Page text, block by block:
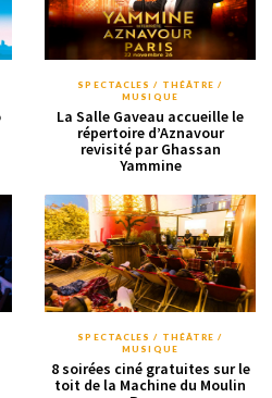
SPECTACLES / THÉÂTRE /
MUSIQUE
La Salle Gaveau accueille le
répertoire d’Aznavour
revisité par Ghassan
Yammine
SPECTACLES / THÉÂTRE /
MUSIQUE
8 soirées ciné gratuites sur le
toit de la Machine du Moulin